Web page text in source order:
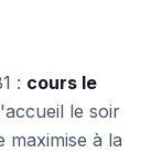
: cours le
le soir
maximise à la